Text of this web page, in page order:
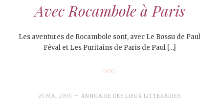
Avec Rocambole à Paris
Les aventures de Rocambole sont, avec Le Bossu de Paul
Féval et Les Puritains de Paris de Paul […]
26 MAI 2006 ANNUAIRE DES LIEUX LITTÉRAIRES